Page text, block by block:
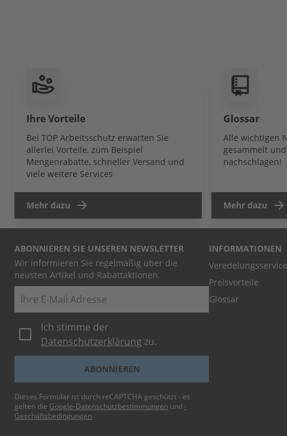
Ihre Vorteile
Bei TOP Arbeitsschutz erwarten Sie
allerlei Vorteile, zum Beispiel
Mengenrabatte, schneller Versand und
viele weitere Services
Mehr dazu
Glossar
Alle wichtigen
gesammelt
nachschlagen!
Mehr dazu
ABONNIEREN SIE UNSEREN NEWSLETTER
Wir informieren Sie regelmäßig über die
neusten Artikel und Rabattaktionen.
E-Mail
Ich stimme der
Datenschutzerklärung zu.
ABONNIEREN
Dieses Formular ist durch reCAPTCHA geschützt - es
gelten die Google-Datenschutzbestimmungen und -
Geschäftsbedingungen.
INFORMATIONEN
Veredelungsservice
Preisvorteile
Glossar